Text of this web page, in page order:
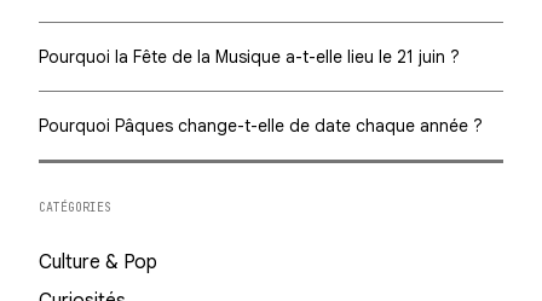
Pourquoi la Fête de la Musique a-t-elle lieu le 21 juin ?
Pourquoi Pâques change-t-elle de date chaque année ?
CATÉGORIES
Culture & Pop